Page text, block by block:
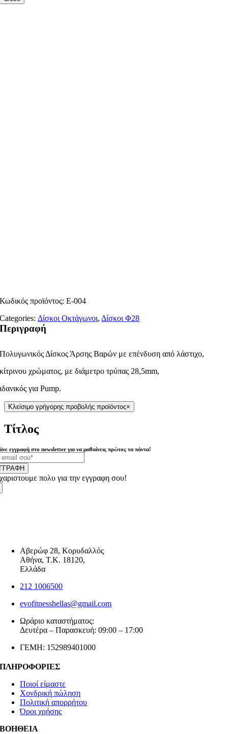
Κωδικός προϊόντος:Ε-004
Categories:Δίσκοι Οκτάγωνοι,Δίσκοι Φ28
Περιγραφή
Πολυγωνικός Δίσκος Άρσης Βαρών με επένδυση από λάστιχο,
κίτρινου χρώματος, με διάμετρο τρύπας 28,5mm,
ιδανικός για Pump.
Κλείσιμο γρήγορης προβολής προϊόντος×
Τίτλος
εγγραφή στο newsletter για να μαθαίνεις πρώτος τα πάντα!
πολυ για την εγγραφη σου!
Αβερώφ 28, Κορυδαλλός
Αθήνα, Τ.Κ. 18120,
Ελλάδα
212 1006500
evofitnesshellas@gmail.com
Ωράριο καταστήματος:
Δευτέρα – Παρασκευή: 09:00 – 17:00
ΓΕΜΗ: 152989401000
ΠΛΗΡΟΦΟΡΙΕΣ
Ποιοί είμαστε
Χονδρική πώληση
Πολιτική απορρήτου
Όροι χρήσης
ΒΟΗΘΕΙΑ